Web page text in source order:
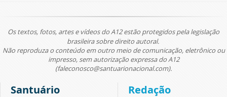
Os textos, fotos, artes e vídeos do A12 estão protegidos pela legislação
brasileira sobre direito autoral.
Não reproduza o conteúdo em outro meio de comunicação, eletrônico ou
impresso, sem autorização expressa do A12
(faleconosco@santuarionacional.com).
Santuário Redação